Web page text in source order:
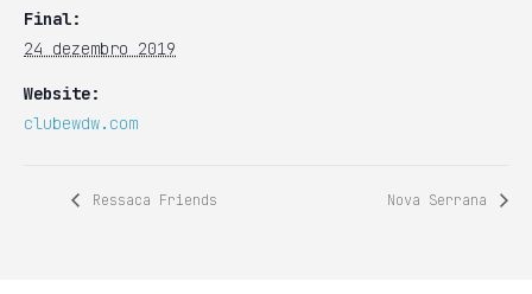
Final:
24 dezembro 2019
Website:
clubewdw.com
Ressaca Friends Nova Serrana